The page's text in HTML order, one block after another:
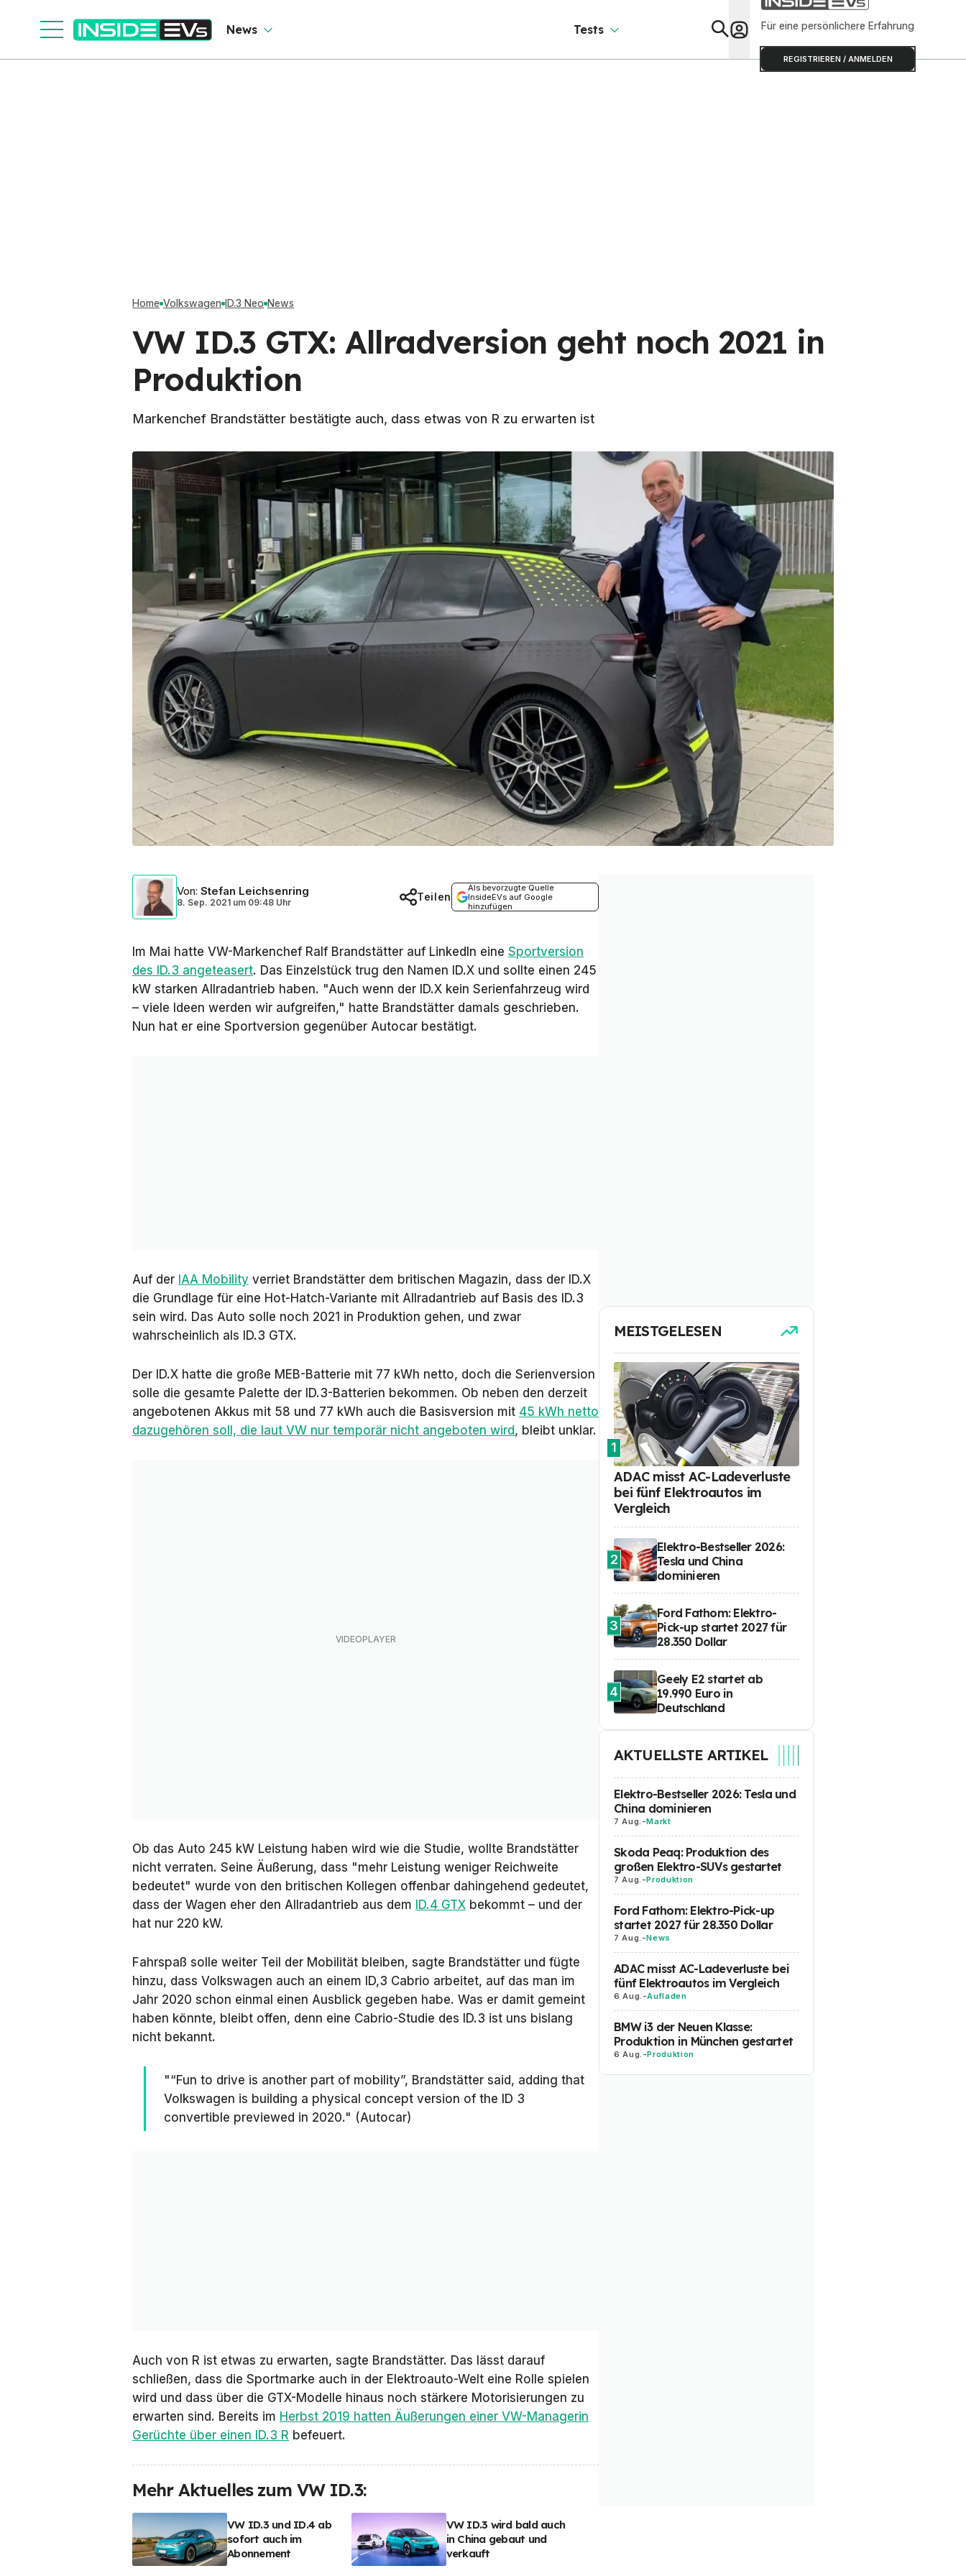
News Tests Für eine persönlichere Erfahrung
REGISTRIEREN / ANMELDEN
Home Volkswagen ID.3 Neo News
VW ID.3 GTX: Allradversion geht noch 2021 in
Produktion
Markenchef Brandstätter bestätigte auch, dass etwas von R zu erwarten ist
Von: Stefan Leichsenring
8. Sep. 2021 um 09:48 Uhr
Als bevorzugte Quelle
InsideEVs auf Google
hinzufügen
Teilen
Im Mai hatte VW-Markenchef Ralf Brandstätter auf LinkedIn eine Sportversion
des ID.3 angeteasert. Das Einzelstück trug den Namen ID.X und sollte einen 245
kW starken Allradantrieb haben. "Auch wenn der ID.X kein Serienfahrzeug wird
– viele Ideen werden wir aufgreifen," hatte Brandstätter damals geschrieben.
Nun hat er eine Sportversion gegenüber Autocar bestätigt.
Auf der IAA Mobility verriet Brandstätter dem britischen Magazin, dass der ID.X
die Grundlage für eine Hot-Hatch-Variante mit Allradantrieb auf Basis des ID.3
sein wird. Das Auto solle noch 2021 in Produktion gehen, und zwar
wahrscheinlich als ID.3 GTX.
Der ID.X hatte die große MEB-Batterie mit 77 kWh netto, doch die Serienversion
solle die gesamte Palette der ID.3-Batterien bekommen. Ob neben den derzeit
angebotenen Akkus mit 58 und 77 kWh auch die Basisversion mit 45 kWh netto
dazugehören soll, die laut VW nur temporär nicht angeboten wird, bleibt unklar.
Ob das Auto 245 kW Leistung haben wird wie die Studie, wollte Brandstätter
nicht verraten. Seine Äußerung, dass "mehr Leistung weniger Reichweite
bedeutet" wurde von den britischen Kollegen offenbar dahingehend gedeutet,
dass der Wagen eher den Allradantrieb aus dem ID.4 GTX bekommt – und der
hat nur 220 kW.
Fahrspaß solle weiter Teil der Mobilität bleiben, sagte Brandstätter und fügte
hinzu, dass Volkswagen auch an einem ID,3 Cabrio arbeitet, auf das man im
Jahr 2020 schon einmal einen Ausblick gegeben habe. Was er damit gemeint
haben könnte, bleibt offen, denn eine Cabrio-Studie des ID.3 ist uns bislang
nicht bekannt.
"“Fun to drive is another part of mobility”, Brandstätter said, adding that
Volkswagen is building a physical concept version of the ID 3
convertible previewed in 2020." (Autocar)
Auch von R ist etwas zu erwarten, sagte Brandstätter. Das lässt darauf
schließen, dass die Sportmarke auch in der Elektroauto-Welt eine Rolle spielen
wird und dass über die GTX-Modelle hinaus noch stärkere Motorisierungen zu
erwarten sind. Bereits im Herbst 2019 hatten Äußerungen einer VW-Managerin
Gerüchte über einen ID.3 R befeuert.
Mehr Aktuelles zum VW ID.3:
VW ID.3 und ID.4 ab
sofort auch im
Abonnement
VW ID.3 wird bald auch
in China gebaut und
verkauft
MEISTGELESEN
1
ADAC misst AC-Ladeverluste
bei fünf Elektroautos im
Vergleich
2
Elektro-Bestseller 2026:
Tesla und China
dominieren
3
Ford Fathom: Elektro-
Pick-up startet 2027 für
28.350 Dollar
4
Geely E2 startet ab
19.990 Euro in
Deutschland
AKTUELLSTE ARTIKEL
Elektro-Bestseller 2026: Tesla und
China dominieren
7 Aug. -Markt
Skoda Peaq: Produktion des
großen Elektro-SUVs gestartet
7 Aug. -Produktion
Ford Fathom: Elektro-Pick-up
startet 2027 für 28.350 Dollar
7 Aug. -News
ADAC misst AC-Ladeverluste bei
fünf Elektroautos im Vergleich
6 Aug. -Aufladen
BMW i3 der Neuen Klasse:
Produktion in München gestartet
6 Aug. -Produktion